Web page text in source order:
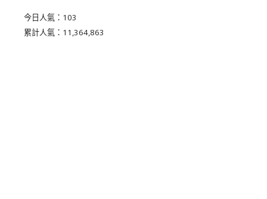
今日人氣： 103
累計人氣： 11,364,863